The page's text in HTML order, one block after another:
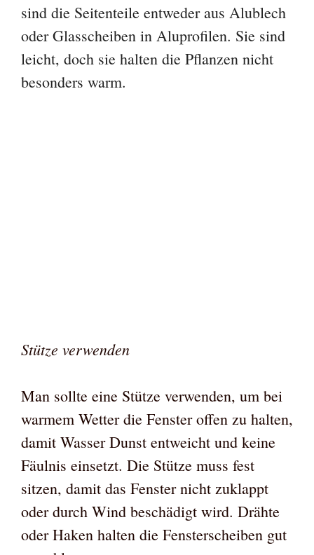
sind die Seitenteile entweder aus Alublech
oder Glasscheiben in Aluprofilen. Sie sind
leicht, doch sie halten die Pflanzen nicht
besonders warm.
Stütze verwenden
Man sollte eine Stütze verwenden, um bei
warmem Wetter die Fenster offen zu halten,
damit Wasser Dunst entweicht und keine
Fäulnis einsetzt. Die Stütze muss fest
sitzen, damit das Fenster nicht zuklappt
oder durch Wind beschädigt wird. Drähte
oder Haken halten die Fensterscheiben gut